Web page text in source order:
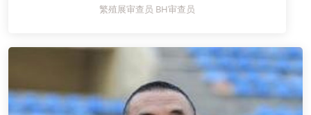
繁殖展审查员 BH审查员